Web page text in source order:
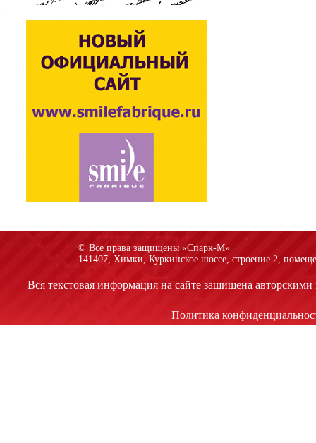
© Все права защищены «Спарк-M»
141407, Химки, Куркинское шоссе, строение 2,
Вся текстовая информация на сайте защищена
Политика